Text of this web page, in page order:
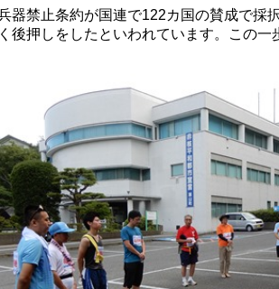
器禁止条約が国連で122カ国の賛成で採
後押しをしたといわれています。この